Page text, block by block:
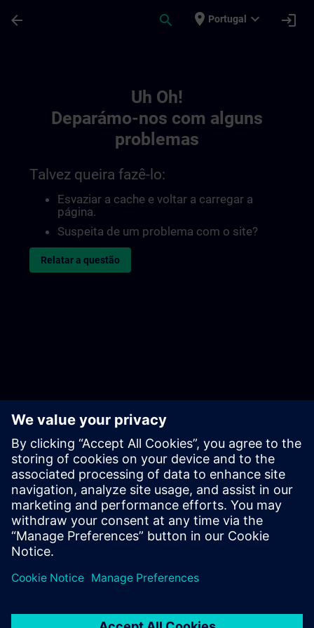
arrow_back search place Portugal expand_more login
Uh Oh!
Deparámo-nos com alguns
problemas
Talvez queira fazê-lo:
Esvaziar a cache e voltar a carregar a
página.
Suspeita de um problema com o site?
Relatar a questão